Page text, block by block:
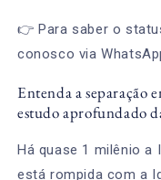
👉 Para saber o
conosco via
Entenda a separação
estudo aprofundado
Há quase 1 milênio a
está rompida com a